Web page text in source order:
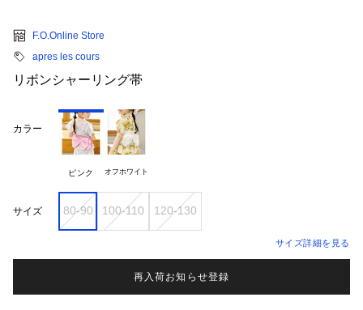
F.O.Online Store
apres les cours
リボンシャーリング帯
カラー
ピンク オフホワイト
サイズ 80-90 100-110 120-130
サイズ詳細を見る
再入荷お知らせ登録